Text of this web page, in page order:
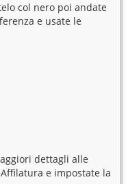
col nero poi andate
e usate le
dettagli alle
e impostate la